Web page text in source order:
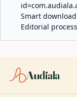
Smart
Editorial
Audiala